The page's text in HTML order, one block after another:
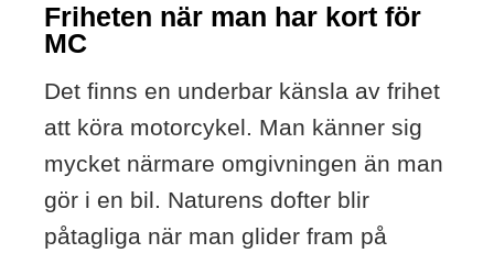
Friheten när man har kort för
MC
Det finns en underbar känsla av frihet
att köra motorcykel. Man känner sig
mycket närmare omgivningen än man
gör i en bil. Naturens dofter blir
påtagliga när man glider fram på